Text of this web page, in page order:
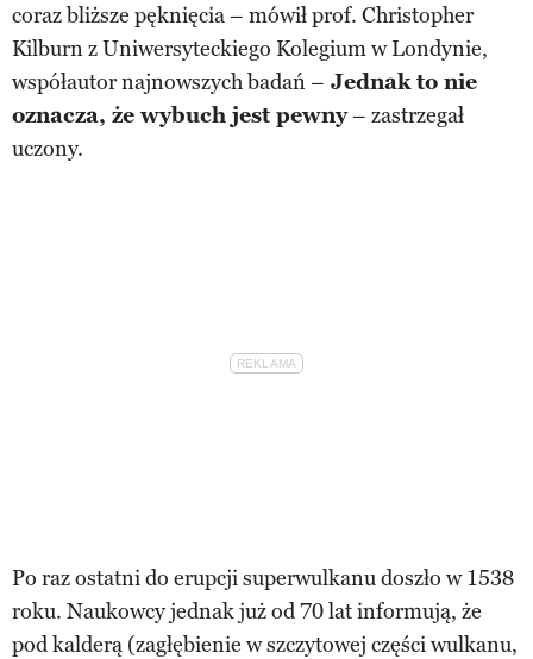
coraz bliższe pęknięcia – mówił prof. Christopher
Kilburn z Uniwersyteckiego Kolegium w Londynie,
współautor najnowszych badań – Jednak to nie
oznacza, że wybuch jest pewny– zastrzegał
uczony.
Po raz ostatni do erupcji superwulkanu doszło w 1538
roku. Naukowcy jednak już od 70 lat informują, że
pod kalderą (zagłębienie w szczytowej części wulkanu,